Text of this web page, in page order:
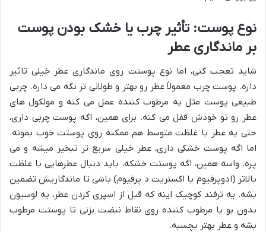
نوع پوست: تأثیر چرب یا خشک بودن پوست
بر ماندگاری عطر
شاید تعجب کنی، اما نوع پوستت روی ماندگاری عطر خیلی تاثیر
داره. پوست چرب معمولاً عطر رو بهتر و طولانی تر نگه می داره. چربی
طبیعی پوست مثل یه مرطوب کننده عمل می کنه و مولکول های
عطر رو تو خودش قفل می کنه. برای همین، اگه پوست چربی داری،
حتی یه عطر با غلظت متوسط هم ممکنه روی پوستت خوب بمونه.
اما اگه پوست خشکی داری، عطر خیلی سریع تر تبخیر میشه و می
پره. واسه همین، اگه پوستت خشکه، باید دنبال عطرهایی با غلظت
بالاتر (ادوپرفیوم یا اکستریت د پرفیوم) باشی تا ماندگاریش تضمین
بشه. یه ترفند کوچیک اینه که قبل از اسپری کردن عطر، یه لوسیون
بدون بو یا مرطوب کننده روی نقاط نبضت بزنی تا پوستت مرطوب
بشه و عطر بهتر بچسبه.